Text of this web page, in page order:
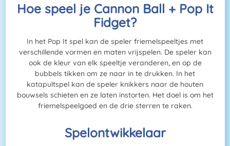
Hoe speel je Cannon Ball + Pop It
Fidget?
In het Pop It spel kan de speler friemelspeeltjes met
verschillende vormen en maten vrijspelen. De speler kan
ook de kleur van elk speeltje veranderen, en op de
bubbels tikken om ze naar in te drukken. In het
katapultspel kan de speler knikkers naar de houten
bouwsels schieten en ze laten instorten. Het doel is om het
friemelspeelgoed en de drie sterren te raken.
Spelontwikkelaar